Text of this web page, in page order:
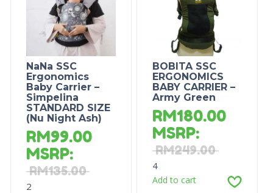
NaNa SSC
Ergonomics
Baby Carrier –
Simpelina
STANDARD SIZE
(Nu Night Ash)
RM99.00
MSRP:
RM135.00
2
BOBITA SSC
ERGONOMICS
BABY CARRIER –
Army Green
RM180.00
MSRP:
RM249.00
4
Add to cart